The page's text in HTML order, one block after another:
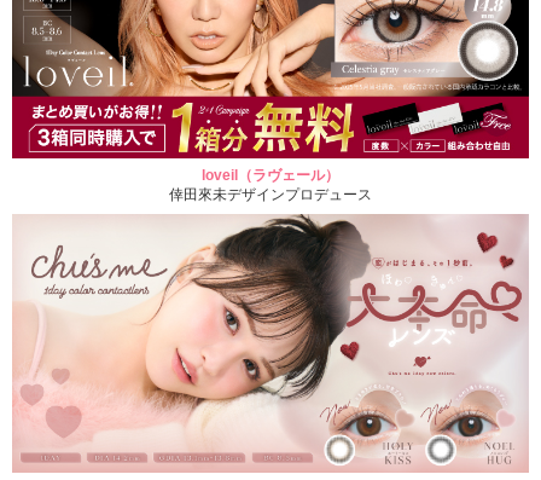
loveil（ラヴェール）
倖田來未デザインプロデュース